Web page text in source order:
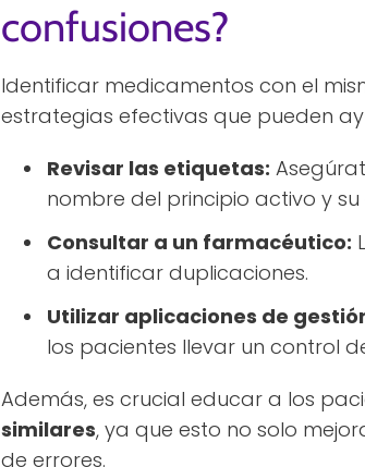
confusiones?
Identificar medicamentos con el
estrategias efectivas que pueden
Revisar las etiquetas:
nombre del principio activo y su
Consultar a un farmacéutico:
a identificar duplicaciones.
Utilizar aplicaciones de
los pacientes llevar un control
Además, es crucial educar a los
similares, ya que esto no solo
de errores.